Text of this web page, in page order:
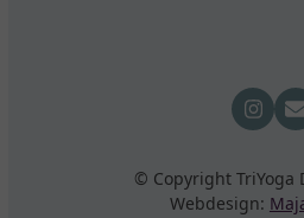
© Copyright TriYoga
Webdesign: